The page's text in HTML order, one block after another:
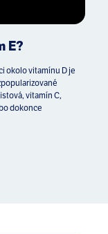
E?
okolo vitamínu D je
vitamín C,
dokonce